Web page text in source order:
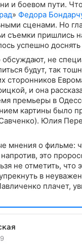
и боевом пути.
» Федора
сценами. Но
съемки пришлись
успешно
не
будут, так
сторонников
и она
премьеры в
картины было
Юлия
мнения о фильме:
это
не отметить,
в
плачет,